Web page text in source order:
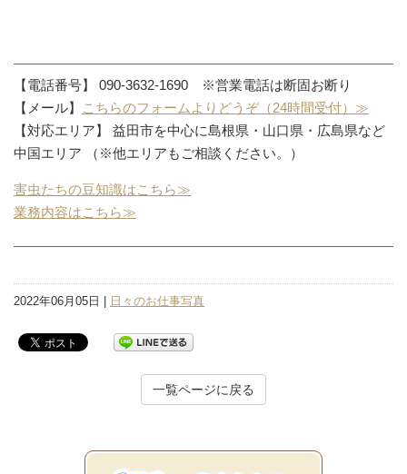
【電話番号】 090-3632-1690 ※営業電話は断固お断り
【メール】
こちらのフォームよりどうぞ（24時間受付）≫
【対応エリア】 益田市を中心に島根県・山口県・広島県など
中国エリア （※他エリアもご相談ください。）
害虫たちの豆知識はこちら≫
業務内容はこちら≫
2022年06月05日 | 日々のお仕事写真
一覧ページに戻る